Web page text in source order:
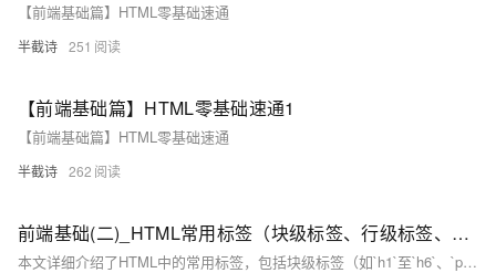
【前端基础篇】HTML零基础速通
半截诗 251
【前端基础篇】HTML零基础速通1
【前端基础篇】HTML零基础速通
半截诗 262
前端基础(二)_HTML常用标签（块级标签、行级标签、行块级标签）
本文详细介绍了HTML中的常用标签，包括块级标签（如`h1`至`h6`、`p`、`div`等）、行级标签（如`span`、`b`、`strong`、`i`、`em`、`sub`、`sup`、`del`、`a`等），以及行块级标签（如`img`）。文章解释了这些标签的用途、特点和基本用法，并通过示例代码展示了如何在HTML文档中使用它们。